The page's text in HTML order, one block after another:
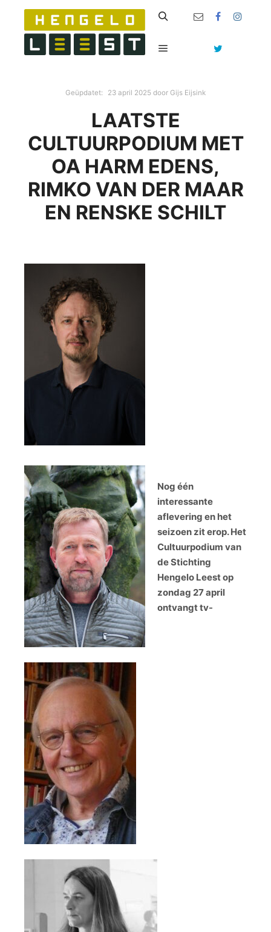
Geüpdatet: 23 april 2025 door Gijs Eijsink
LAATSTE
CULTUURPODIUM MET
OA HARM EDENS,
RIMKO VAN DER MAAR
EN RENSKE SCHILT
Nog één
interessante
aflevering en het
seizoen zit erop. Het
Cultuurpodium van
de Stichting
Hengelo Leest op
zondag 27 april
ontvangt tv-